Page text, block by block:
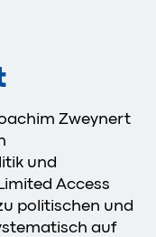
Zweynert
und
Access
politischen und
auf